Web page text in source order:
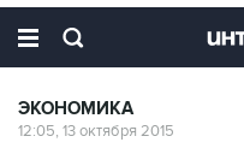
ЭКОНОМИКА
12:05, 13 октября 2015